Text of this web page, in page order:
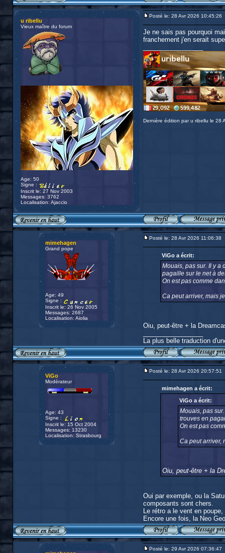
u ribellu
Vieux maître du forum
Age: 50
Signe :
Inscrit le: 27 Nov 2003
Messages: 3762
Localisation: Ajaccio
Posté le: 28 Avr 2026 10:45:26
Je ne sais pas pourquoi
franchement j'en serait
Dernière édition par u ribellu le 28
mimehagen
Grand pope
Age: 49
Signe :
Inscrit le: 26 Nov 2005
Messages: 2687
Localisation: Aiolia
Posté le: 28 Avr 2026 11:06:38
ViGo a écrit:
Mouais, pas sur. Il y a
pagaille sur le net à
On est pas comme
Ca peut arriver, mais
Oiu, peut-être + la
La plus belle traduction
ViGo
Modérateur
Age: 43
Signe :
Inscrit le: 15 Oct 2004
Messages: 13230
Localisation: Strasbourg
Posté le: 28 Avr 2026 20:57:51
mimehagen a écrit:
ViGo a écrit:
Mouais, pas
trouves en
On est pas
Ca peut arriver,
Oiu, peut-être + la
Oui par exemple, ou la
composants sont chers.
Le rétro a le vent en
Encore une fois, la Neo
Posté le: 29 Avr 2026 07:36:47